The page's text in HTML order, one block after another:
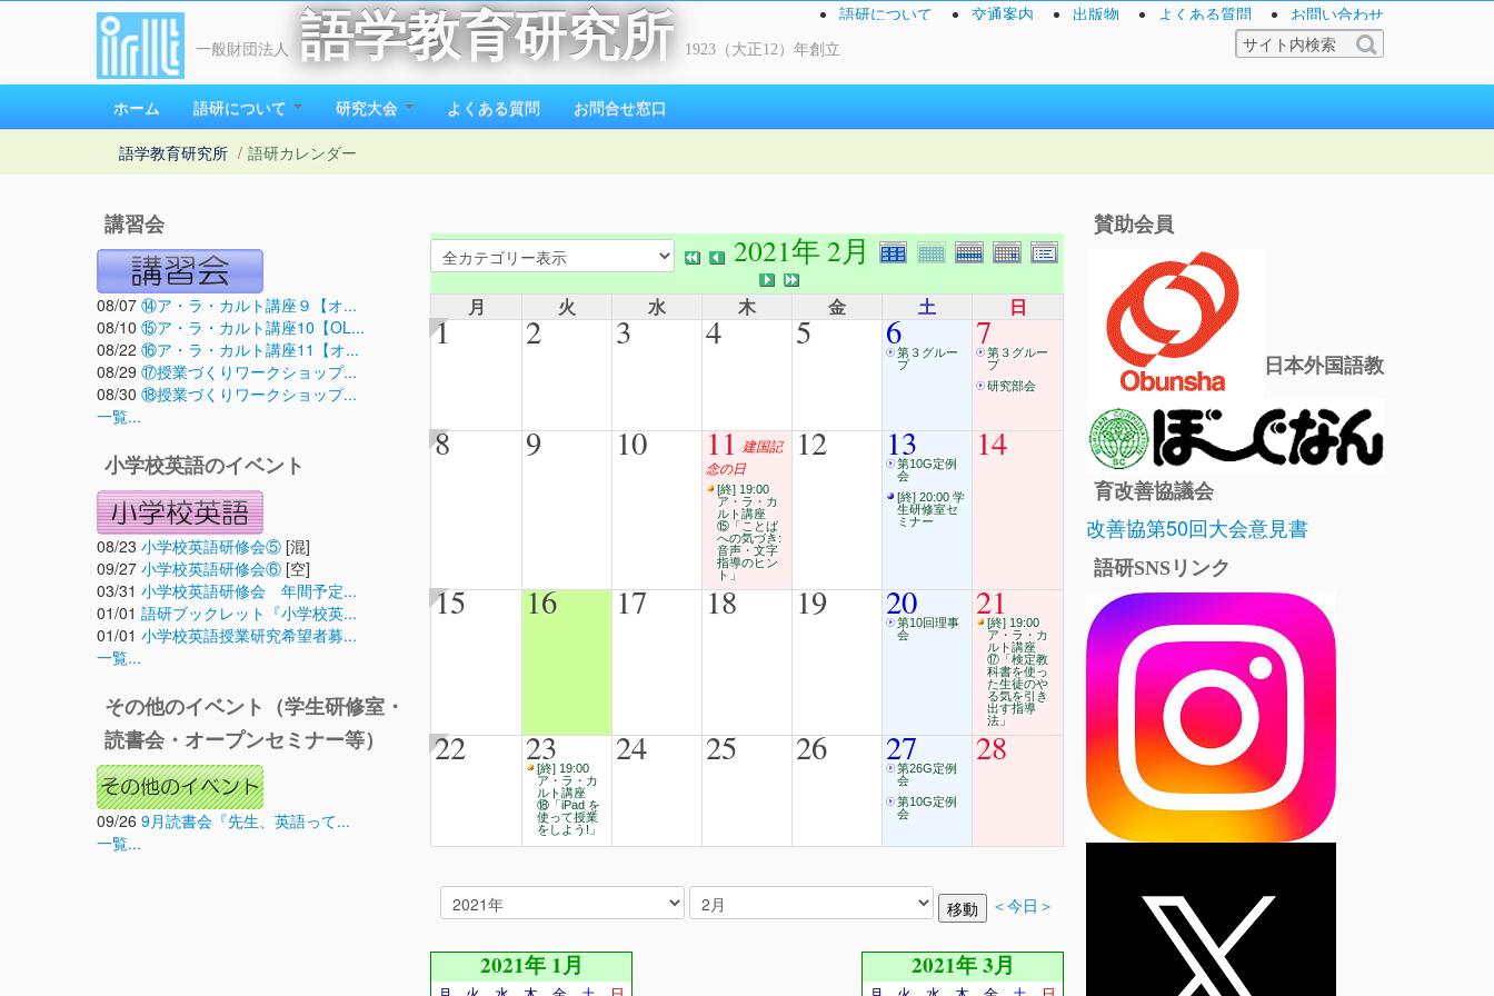
一般財団法人 語学教育研究所 1923（大正12）年創立
語研について 交通案内 出版物 よくある質問 お問い合わせ
ホーム 語研について 研究大会 よくある質問 お問合せ窓口
語学教育研究所 / 語研カレンダー
講習会
08/07 ⑭ア・ラ・カルト講座９【オ...
08/10 ⑮ア・ラ・カルト講座10【OL...
08/22 ⑯ア・ラ・カルト講座11【オ...
08/29 ⑰授業づくりワークショップ...
08/30 ⑱授業づくりワークショップ...
一覧...
小学校英語のイベント
08/23 小学校英語研修会⑤ [混]
09/27 小学校英語研修会⑥ [空]
03/31 小学校英語研修会 年間予定...
01/01 語研ブックレット『小学校英...
01/01 小学校英語授業研究希望者募...
一覧...
その他のイベント（学生研修室・
読書会・オープンセミナー等）
09/26 9月読書会『先生、英語って...
一覧...
2021年 2月
月 火 水 木 金 土 日
1 2 3 4 5 6第３グルー
プ
7第３グルー
プ
研究部会
8 9 10 11 建国記
念の日
[終] 19:00
ア・ラ・カ
ルト講座
⑮「ことば
への気づき:
音声・文字
指導のヒン
ト」
12 13
第10G定例
会
[終] 20:00 学
生研修室セ
ミナー
14
15 16 17 18 19 20
第10回理事
会
21
[終] 19:00
ア・ラ・カ
ルト講座
⑰「検定教
科書を使っ
た生徒のや
る気を引き
出す指導
法」
22 23
[終] 19:00
ア・ラ・カ
ルト講座
⑱「iPad を
使って授業
をしよう!」
24 25 26 27
第26G定例
会
第10G定例
会
28
＜今日＞
2021年 1月 2021年 3月
賛助会員
日本外国語教
育改善協議会
改善協第50回大会意見書
語研SNSリンク